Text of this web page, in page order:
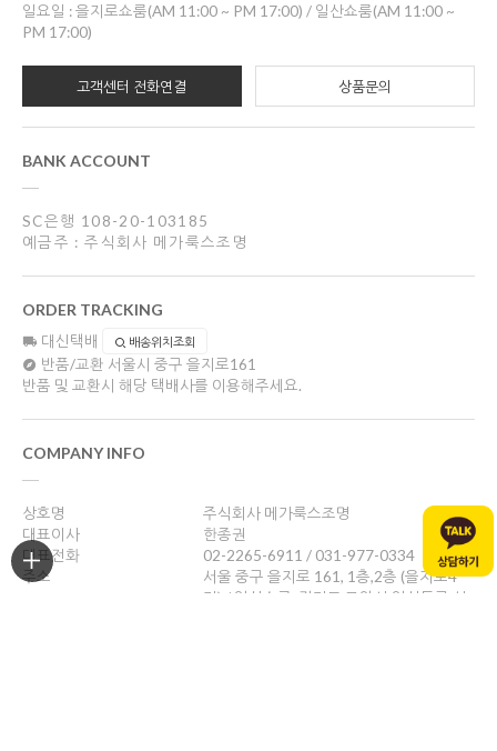
일요일 : 을지로쇼룸(AM 11:00 ~ PM 17:00) / 일산쇼룸(AM 11:00 ~
PM 17:00)
고객센터 전화연결 상품문의
BANK ACCOUNT
SC은행 108-20-103185
예금주 : 주식회사 메가룩스조명
ORDER TRACKING
대신택배 배송위치조회
반품/교환 서울시 중구 을지로161
반품 및 교환시 해당 택배사를 이용해주세요.
COMPANY INFO
상호명
주식회사 메가룩스조명
대표이사
한종권
대표전화
02-2265-6911 / 031-977-0334
주소
서울 중구 을지로 161, 1층,2층 (을지로4
가) / 일산쇼룸: 경기도 고양시 일산동구 성